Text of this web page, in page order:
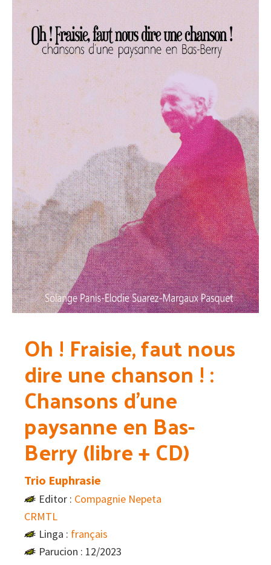
Oh ! Fraisie, faut nous
dire une chanson ! :
Chansons d’une
paysanne en Bas-
Berry (libre + CD)
Trio Euphrasie
Editor : Compagnie Nepeta
CRMTL
Linga : français
Parucion : 12/2023